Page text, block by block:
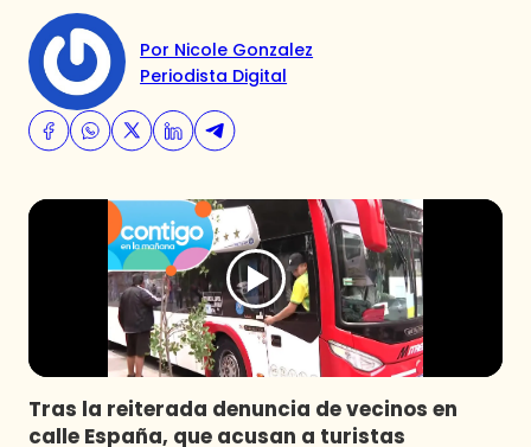
Por Nicole Gonzalez
Periodista Digital
Tras la reiterada denuncia de vecinos en
calle España, que acusan a turistas
Programas
Club De La Comedia
Contigo en Directo
Plan Perfecto
El Tiempo